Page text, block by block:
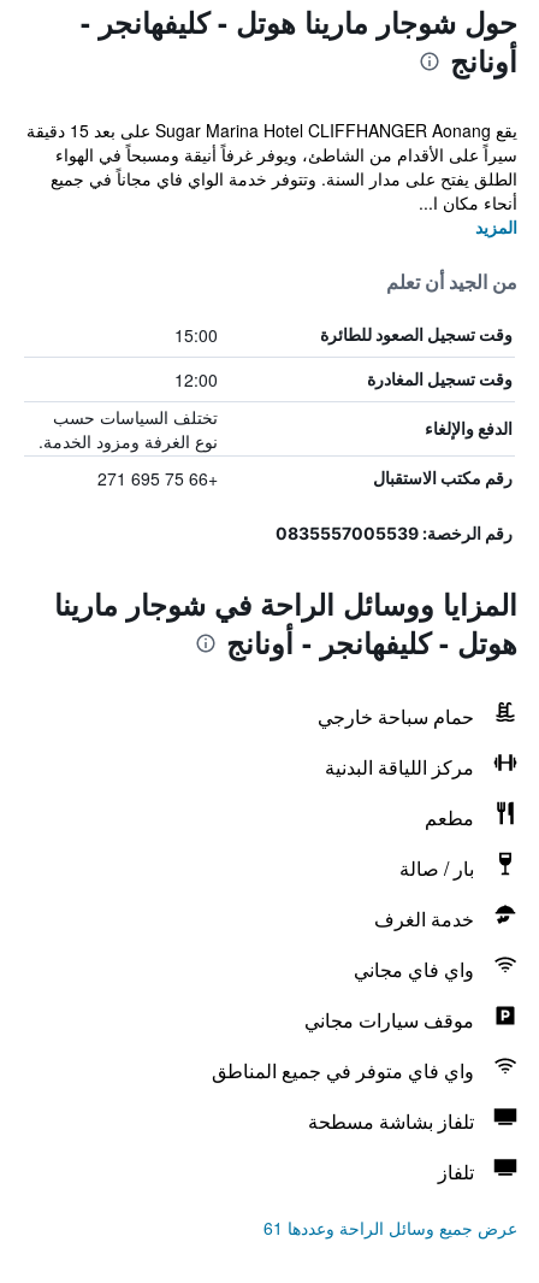
حول شوجار مارينا هوتل - كليفهانجر -
أونانج
يقع Sugar Marina Hotel CLIFFHANGER Aonang على بعد 15 دقيقة
سيراً على الأقدام من الشاطئ، ويوفر غرفاً أنيقة ومسبحاً في الهواء
الطلق يفتح على مدار السنة. وتتوفر خدمة الواي فاي مجاناً في جميع
أنحاء مكان ا...
المزيد
من الجيد أن تعلم
وقت تسجيل الصعود للطائرة 15:00
وقت تسجيل المغادرة 12:00
الدفع والإلغاء
تختلف السياسات حسب
نوع الغرفة ومزود الخدمة.
رقم مكتب الاستقبال +66 75 695 271
رقم الرخصة: 0835557005539
المزايا ووسائل الراحة في شوجار مارينا
هوتل - كليفهانجر - أونانج
حمام سباحة خارجي
مركز اللياقة البدنية
مطعم
بار / صالة
خدمة الغرف
واي فاي مجاني
موقف سيارات مجاني
واي فاي متوفر في جميع المناطق
تلفاز بشاشة مسطحة
تلفاز
عرض جميع وسائل الراحة وعددها 61